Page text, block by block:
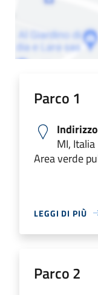
Parco 1
Indirizzo
MI, Italia
Area verde
LEGGI DI PIÙ
Parco 2